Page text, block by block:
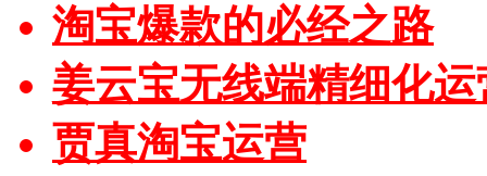
淘宝爆款的必经之路
姜云宝无线端精细化运
贾真淘宝运营